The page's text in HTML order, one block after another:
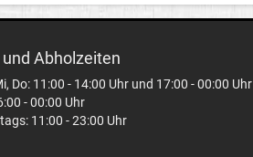
Abholzeiten
Do: 11:00 - 14:00 Uhr und 17:00 - 00:00 Uhr
- 00:00 Uhr
11:00 - 23:00 Uhr